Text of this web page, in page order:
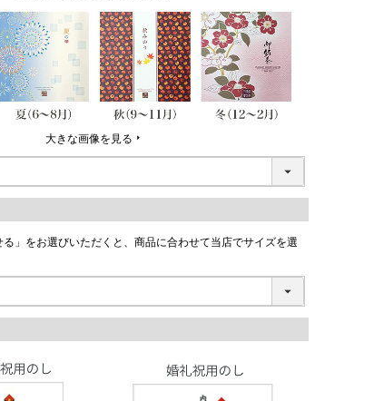
大きな画像を見る
る」をお選びいただくと、商品に合わせて当店でサイズを選